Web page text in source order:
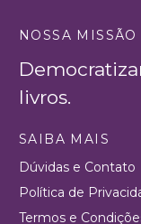
NOSSA MISSÃO
livros.
SAIBA MAIS
Dúvidas e Contato
Política de
Termos e